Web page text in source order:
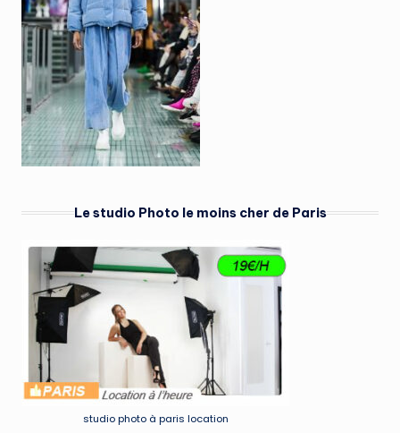
Le studio Photo le moins cher de Paris
studio photo à paris location